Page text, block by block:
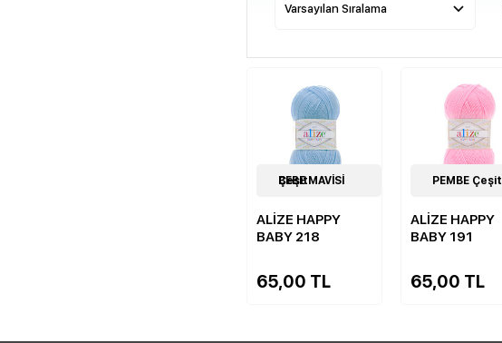
5Çeşit
BEBE MAVİSİ Çeşit
ALİZE HAPPY
BABY 218
65,00 TL
5Çeşit
PEMBE Çeşit
ALİZE HAPPY
BABY 191
65,00 TL